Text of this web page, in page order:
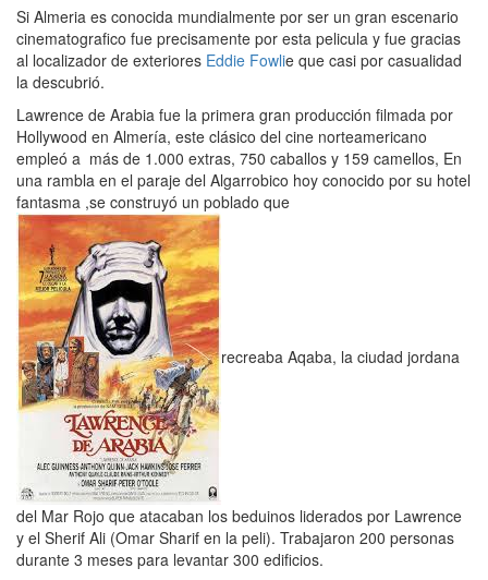
Si Almeria es conocida mundialmente por ser un gran escenario
cinematografico fue precisamente por esta pelicula y fue gracias
al localizador de exteriores Eddie Fowlie que casi por casualidad
la descubrió.
Lawrence de Arabia fue la primera gran producción filmada por
Hollywood en Almería, este clásico del cine norteamericano
empleó a más de 1.000 extras, 750 caballos y 159 camellos, En
una rambla en el paraje del Algarrobico hoy conocido por su hotel
fantasma ,se construyó un poblado que
recreaba Aqaba, la ciudad jordana
del Mar Rojo que atacaban los beduinos liderados por Lawrence
y el Sherif Ali (Omar Sharif en la peli). Trabajaron 200 personas
durante 3 meses para levantar 300 edificios.